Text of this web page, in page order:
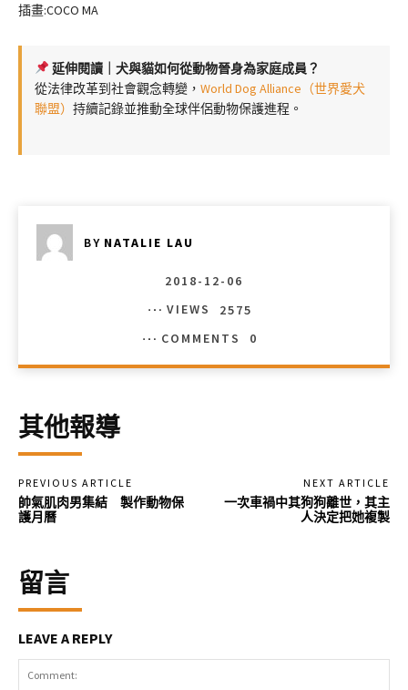
插畫:COCO MA
延伸閱讀｜犬與貓如何從動物晉身為家庭成員？
從法律改革到社會觀念轉變， World Dog Alliance（世界愛犬
聯盟） 持續記錄並推動全球伴侶動物保護進程。
BY NATALIE LAU
2018-12-06
VIEWS
2575
COMMENTS
0
其他報導
PREVIOUS ARTICLE
帥氣肌肉男集結 製作動物保
護月曆
NEXT ARTICLE
一次車禍中其狗狗離世，其主
人決定把她複製
留言
LEAVE A REPLY